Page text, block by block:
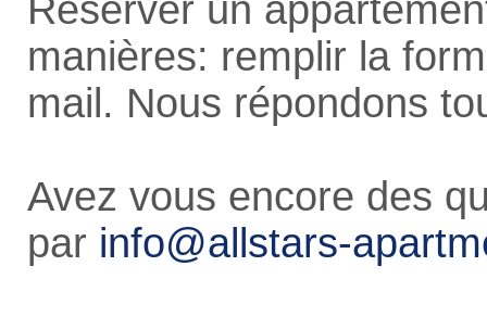
Réserver un
manières: remplir la
mail. Nous répondons
Avez vous encore des
par info@allstars-